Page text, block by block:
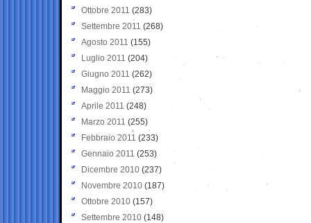
Ottobre 2011 (283)
Settembre 2011 (268)
Agosto 2011 (155)
Luglio 2011 (204)
Giugno 2011 (262)
Maggio 2011 (273)
Aprile 2011 (248)
Marzo 2011 (255)
Febbraio 2011 (233)
Gennaio 2011 (253)
Dicembre 2010 (237)
Novembre 2010 (187)
Ottobre 2010 (157)
Settembre 2010 (148)